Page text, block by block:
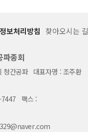
보처리방침 찾아오시는 길
파종회
청간공파 대표자명 : 조주환
7447 팩스 :